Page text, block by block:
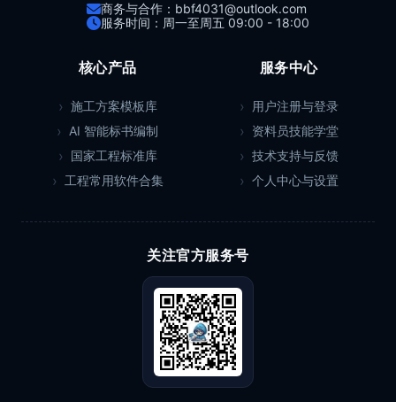
商务与合作：bbf4031@outlook.com
服务时间：周一至周五 09:00 - 18:00
核心产品
施工方案模板库
AI 智能标书编制
国家工程标准库
工程常用软件合集
服务中心
用户注册与登录
资料员技能学堂
技术支持与反馈
个人中心与设置
关注官方服务号